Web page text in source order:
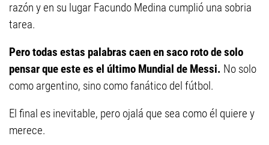
razón y en su lugar Facundo Medina cumplió una sobria
tarea.
Pero todas estas palabras caen en saco roto de solo
pensar que este es el último Mundial de Messi. No solo
como argentino, sino como fanático del fútbol.
El final es inevitable, pero ojalá que sea como él quiere y
merece.